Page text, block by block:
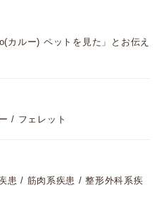
ルー) ペットを見た」とお伝え
/ フェレット
患 / 筋肉系疾患 / 整形外科系疾